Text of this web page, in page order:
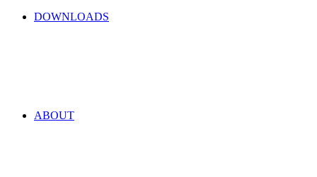
DOWNLOADS
ABOUT